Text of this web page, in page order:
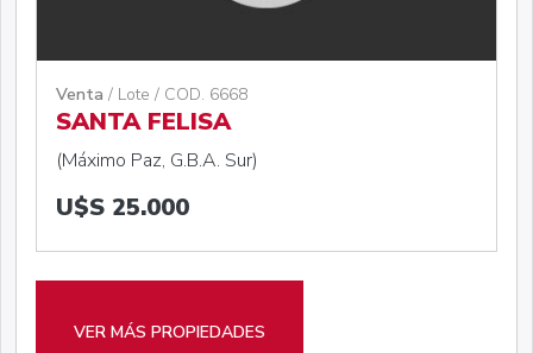
Venta / Lote / COD. 6668
SANTA FELISA
(Máximo Paz, G.B.A. Sur)
U$S 25.000
VER MÁS PROPIEDADES